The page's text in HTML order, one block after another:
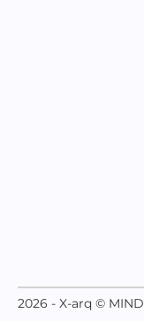
2026 - X-arq © MIND